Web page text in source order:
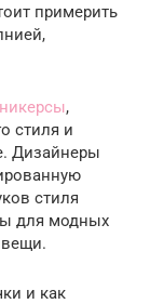
примерить
,
стиля и
Дизайнеры
стиля
для модных
и как